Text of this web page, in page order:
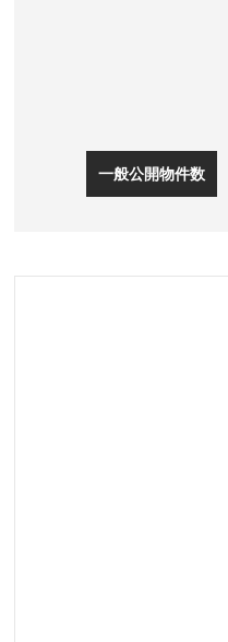
一般公開物件数